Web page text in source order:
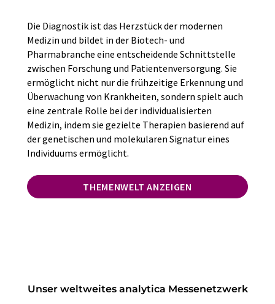
Die Diagnostik ist das Herzstück der modernen
Medizin und bildet in der Biotech- und
Pharmabranche eine entscheidende Schnittstelle
zwischen Forschung und Patientenversorgung. Sie
ermöglicht nicht nur die frühzeitige Erkennung und
Überwachung von Krankheiten, sondern spielt auch
eine zentrale Rolle bei der individualisierten
Medizin, indem sie gezielte Therapien basierend auf
der genetischen und molekularen Signatur eines
Individuums ermöglicht.
THEMENWELT ANZEIGEN
Unser weltweites analytica Messenetzwerk